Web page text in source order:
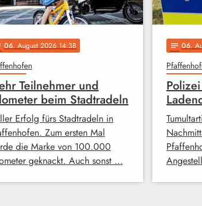
06. August 2026 14:38
Teilnehmer und
beim Stadtradeln
Erfolg fürs Stadtradeln in
Zum ersten Mal
die Marke von 100.000
geknackt. Auch sonst …
notes 06.